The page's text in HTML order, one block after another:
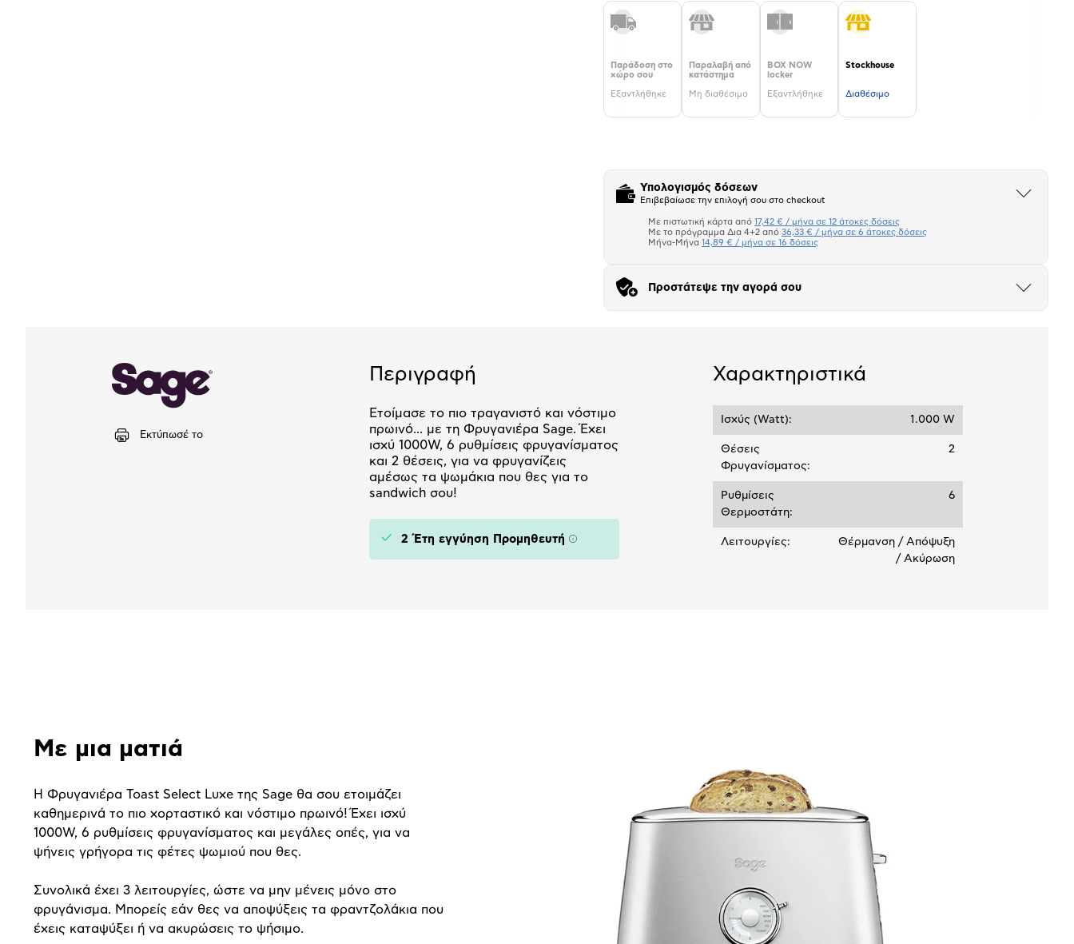
Παράδοση στο
χώρο σου
Εξαντλήθηκε
Παραλαβή από
κατάστημα
Μη διαθέσιμο
BOX NOW
locker
Εξαντλήθηκε
Stockhouse
Διαθέσιμο
Υπολογισμός δόσεων
Επιβεβαίωσε την επιλογή σου στο checkout
Άνοιξε
Πιστωτική κάρτα
Μήνα Μήνα
Με πιστωτική κάρτα από 17,42 € / μήνα σε 12 άτοκες δόσεις
Με το πρόγραμμα Δια 4+2 από 36,33 € / μήνα σε 6 άτοκες δόσεις
Μήνα-Μήνα 14,89 € / μήνα σε 16 δόσεις
Προστάτεψε την αγορά σου
Άνοιξε
Εκτύπωσέ το
Περιγραφή
Ετοίμασε το πιο τραγανιστό και νόστιμο
πρωινό... με τη Φρυγανιέρα Sage. Έχει
ισχύ 1000W, 6 ρυθμίσεις φρυγανίσματος
και 2 θέσεις, για να φρυγανίζεις
αμέσως τα ψωμάκια που θες για το
sandwich σου!
2 Έτη εγγύηση Προμηθευτή Πληροφορίες
Χαρακτηριστικά
Ισχύς (Watt): 1.000 W
Θέσεις
Φρυγανίσματος:
2
Ρυθμίσεις
Θερμοστάτη:
6
Λειτουργίες:
Θέρμανση / Απόψυξη
/ Ακύρωση
Με μια ματιά
Η Φρυγανιέρα Toast Select Luxe της Sage θα σου ετοιμάζει
καθημερινά το πιο χορταστικό και νόστιμο πρωινό! Έχει ισχύ
1000W, 6 ρυθμίσεις φρυγανίσματος και μεγάλες οπές, για να
ψήνεις γρήγορα τις φέτες ψωμιού που θες.
Συνολικά έχει 3 λειτουργίες, ώστε να μην μένεις μόνο στο
φρυγάνισμα. Μπορείς εάν θες να αποψύξεις τα φραντζολάκια που
έχεις καταψύξει ή να ακυρώσεις το ψήσιμο.